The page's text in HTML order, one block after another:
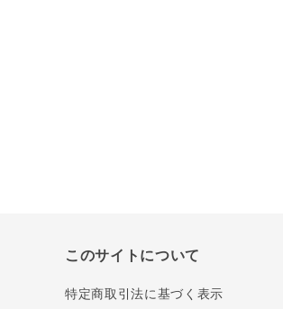
このサイトについて
特定商取引法に基づく表示